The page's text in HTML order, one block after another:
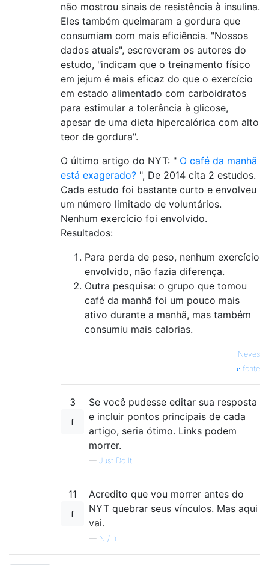
não mostrou sinais de resistência à insulina.
Eles também queimaram a gordura que
consumiam com mais eficiência. "Nossos
dados atuais", escreveram os autores do
estudo, "indicam que o treinamento físico
em jejum é mais eficaz do que o exercício
em estado alimentado com carboidratos
para estimular a tolerância à glicose,
apesar de uma dieta hipercalórica com alto
teor de gordura".
O último artigo do NYT: " O café da manhã
está exagerado? ", De 2014 cita 2 estudos.
Cada estudo foi bastante curto e envolveu
um número limitado de voluntários.
Nenhum exercício foi envolvido.
Resultados:
Para perda de peso, nenhum exercício
envolvido, não fazia diferença.
Outra pesquisa: o grupo que tomou
café da manhã foi um pouco mais
ativo durante a manhã, mas também
consumiu mais calorias.
— Neves
fonte
3
Se você pudesse editar sua resposta
e incluir pontos principais de cada
artigo, seria ótimo. Links podem
morrer.
— Just Do It
11
Acredito que vou morrer antes do
NYT quebrar seus vínculos. Mas aqui
vai.
— N / n